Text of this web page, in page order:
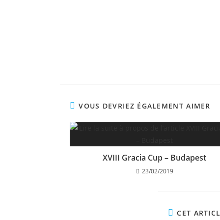
VOUS DEVRIEZ ÉGALEMENT AIMER
XVIII Gracia Cup – Budapest
23/02/2019
CET